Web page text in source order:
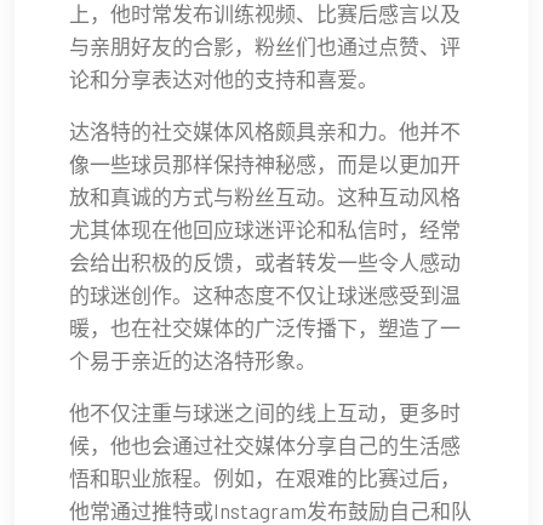
上，他时常发布训练视频、比赛后感言以及
与亲朋好友的合影，粉丝们也通过点赞、评
论和分享表达对他的支持和喜爱。
达洛特的社交媒体风格颇具亲和力。他并不
像一些球员那样保持神秘感，而是以更加开
放和真诚的方式与粉丝互动。这种互动风格
尤其体现在他回应球迷评论和私信时，经常
会给出积极的反馈，或者转发一些令人感动
的球迷创作。这种态度不仅让球迷感受到温
暖，也在社交媒体的广泛传播下，塑造了一
个易于亲近的达洛特形象。
他不仅注重与球迷之间的线上互动，更多时
候，他也会通过社交媒体分享自己的生活感
悟和职业旅程。例如，在艰难的比赛过后，
他常通过推特或Instagram发布鼓励自己和队